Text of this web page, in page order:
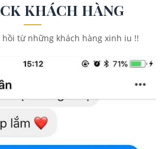
KHÁCH HÀNG
từ những khách hàng xinh iu !!